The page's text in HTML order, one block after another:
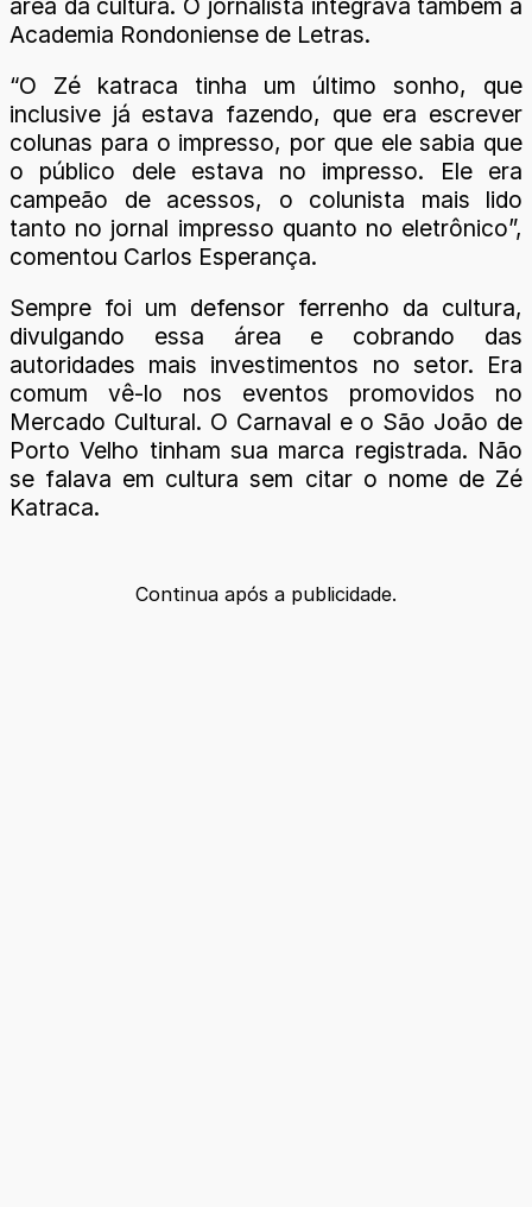
Academia Rondoniense de Letras.
“O Zé katraca tinha um último sonho, que
inclusive já estava fazendo, que era escrever
colunas para o impresso, por que ele sabia que
o público dele estava no impresso. Ele era
campeão de acessos, o colunista mais lido
tanto no jornal impresso quanto no eletrônico”,
comentou Carlos Esperança.
Sempre foi um defensor ferrenho da cultura,
divulgando essa área e cobrando das
autoridades mais investimentos no setor. Era
comum vê-lo nos eventos promovidos no
Mercado Cultural. O Carnaval e o São João de
Porto Velho tinham sua marca registrada. Não
se falava em cultura sem citar o nome de Zé
Katraca.
Continua após a publicidade.